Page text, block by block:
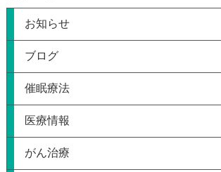
お知らせ
ブログ
催眠療法
医療情報
がん治療